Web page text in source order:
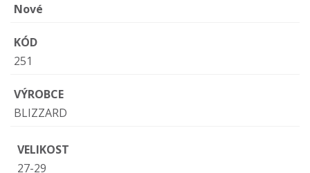
Nové
KÓD
251
VÝROBCE
BLIZZARD
VELIKOST
27-29